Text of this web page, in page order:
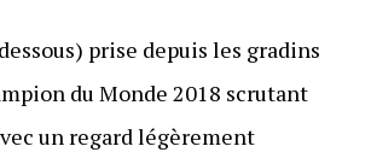
prise depuis les gradins
du Monde 2018 scrutant
un regard légèrement